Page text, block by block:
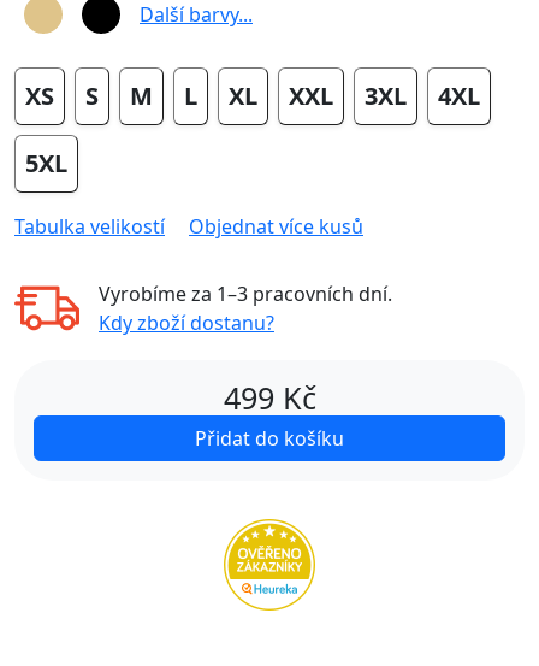
Další barvy...
XS S M L XL XXL 3XL 4XL
5XL
Tabulka velikostí Objednat více kusů
Vyrobíme za 1–3 pracovních dní.
Kdy zboží dostanu?
499 Kč
Přidat do košíku